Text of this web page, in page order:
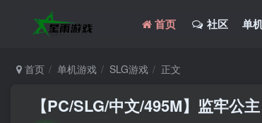
首页 社区 单
首页 单机游戏 SLG游戏 正文
【PC/SLG/中文/495M】监牢